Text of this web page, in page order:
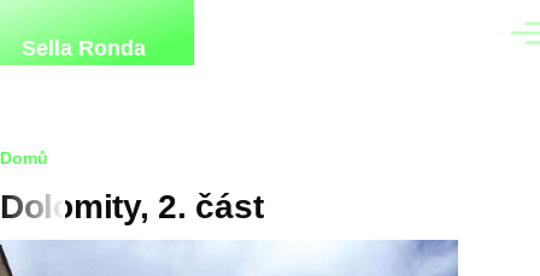
Sella Ronda
Drobečková
navigace
Domů
Dolomity, 2. část